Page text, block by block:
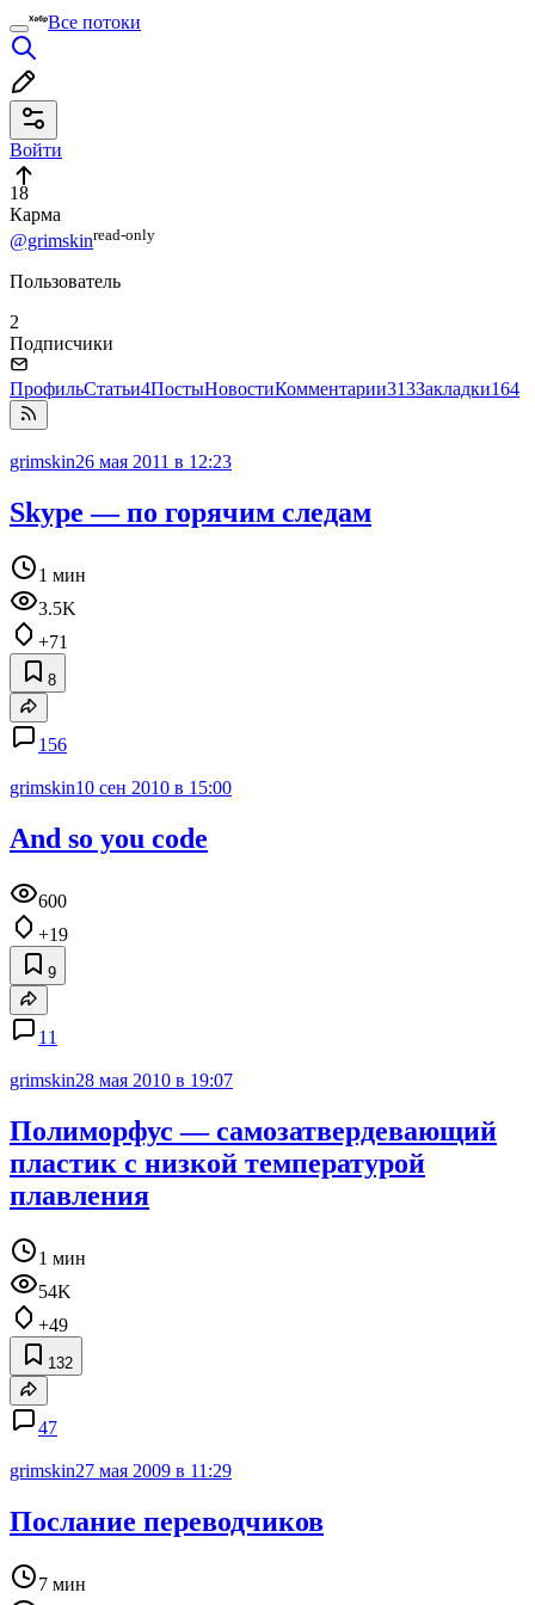
Все потоки
Войти
18
Карма
@grimskinread⁠-⁠only
Пользователь
2
Подписчики
ПрофильСтатьи4ПостыНовостиКомментарии313Закладки164
grimskin26 мая 2011 в 12:23
Skype — по горячим следам
1 мин
3.5K
+71
8
156
grimskin10 сен 2010 в 15:00
And so you code
600
+19
9
11
grimskin28 мая 2010 в 19:07
Полиморфус — самозатвердевающий
пластик с низкой температурой
плавления
1 мин
54K
+49
132
47
grimskin27 мая 2009 в 11:29
Послание переводчиков
7 мин